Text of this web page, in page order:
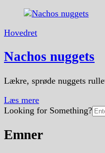
Hovedret
Nachos nuggets
Lækre, sprøde nuggets
Læs mere
Search
Looking for Something?
Emner